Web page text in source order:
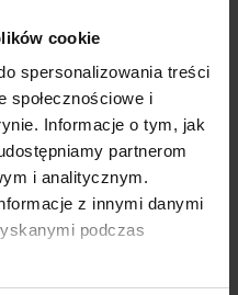
cookie
spersonalizowania treści
społecznościowe i
Informacje o tym, jak
partnerom
i analitycznym.
z innymi danymi
podczas
BS line 60 - PL
(5)